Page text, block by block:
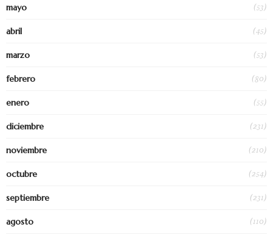
mayo (53)
abril (45)
marzo (53)
febrero (80)
enero (55)
diciembre (231)
noviembre (210)
octubre (254)
septiembre (231)
agosto (110)